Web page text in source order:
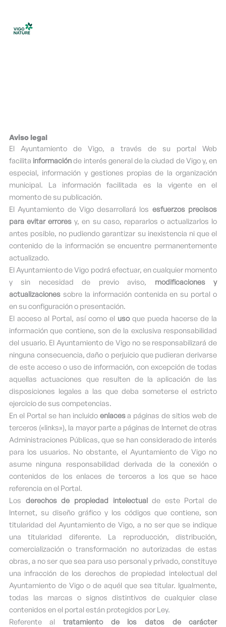
contenido
Aviso legal
El Ayuntamiento de Vigo, a través de su portal Web
facilita informaciónde interés general de la ciudad de Vigo y, en
especial, información y gestiones propias de la organización
municipal. La información facilitada es la vigente en el
momento de su publicación.
El Ayuntamiento de Vigo desarrollará los esfuerzos precisos
para evitar errores y, en su caso, repararlos o actualizarlos lo
antes posible, no pudiendo garantizar su inexistencia ni que el
contenido de la información se encuentre permanentemente
actualizado.
El Ayuntamiento de Vigo podrá efectuar, en cualquier momento
y sin necesidad de previo aviso, modificaciones y
actualizacionessobre la información contenida en su portal o
en su configuración o presentación.
El acceso al Portal, así como el usoque pueda hacerse de la
información que contiene, son de la exclusiva responsabilidad
del usuario. El Ayuntamiento de Vigo no se responsabilizará de
ninguna consecuencia, daño o perjuicio que pudieran derivarse
de este acceso o uso de información, con excepción de todas
aquellas actuaciones que resulten de la aplicación de las
disposiciones legales a las que deba someterse el estricto
ejercicio de sus competencias.
En el Portal se han incluido enlacesa páginas de sitios web de
terceros («links»), la mayor parte a páginas de Internet de otras
Administraciones Públicas, que se han considerado de interés
para los usuarios. No obstante, el Ayuntamiento de Vigo no
asume ninguna responsabilidad derivada de la conexión o
contenidos de los enlaces de terceros a los que se hace
referencia en el Portal.
Los derechos de propiedad intelectualde este Portal de
Internet, su diseño gráfico y los códigos que contiene, son
titularidad del Ayuntamiento de Vigo, a no ser que se indique
una titularidad diferente. La reproducción, distribución,
comercialización o transformación no autorizadas de estas
obras, a no ser que sea para uso personal y privado, constituye
una infracción de los derechos de propiedad intelectual del
Ayuntamiento de Vigo o de aquél que sea titular. Igualmente,
todas las marcas o signos distintivos de cualquier clase
contenidos en el portal están protegidos por Ley.
Referente altratamiento de los datos de carácter